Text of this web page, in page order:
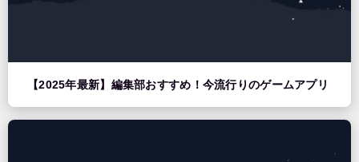
【2025年最新】編集部おすすめ！今流行りのゲームアプリ